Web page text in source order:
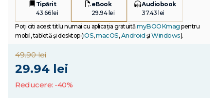
Tipărit
43.66 lei
eBook
29.94 lei
Audiobook
37.43 lei
Poți citi acest titlu numai cu aplicația gratuitămyBOOKmag pentru
mobil, tabletă și desktop (iOS,macOS,Android și Windows).
49.90 lei
29.94 lei
Reducere: -40%